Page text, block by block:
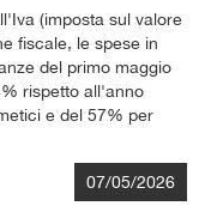
(imposta sul valore
fiscale, le spese in
del primo maggio
rispetto all'anno
e del 57% per
07/05/2026